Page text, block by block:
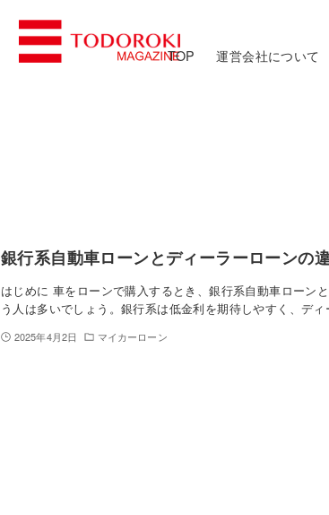
TOP 運営会社について
銀行系自動車ローンとディーラーローンの
はじめに 車をローンで購入するとき、銀行系自動車ローン
う人は多いでしょう。銀行系は低金利を期待しやすく、デ
2025年4月2日 マイカーローン